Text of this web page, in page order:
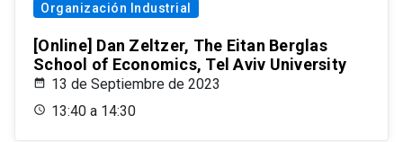
Organización Industrial
[Online] Dan Zeltzer, The Eitan Berglas
School of Economics, Tel Aviv University
13 de Septiembre de 2023
13:40 a 14:30